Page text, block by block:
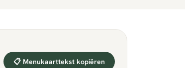
📋 Menukaarttekst kopiëren